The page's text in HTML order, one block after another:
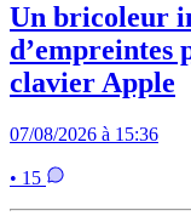
Un bricoleur
d’empreintes
clavier Apple
07/08/2026 à 15:36
• 15